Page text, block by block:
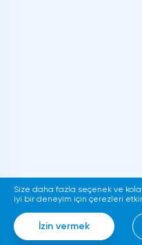
Size daha fazla seçenek ve
iyi bir deneyim için çerezleri
İzin vermek